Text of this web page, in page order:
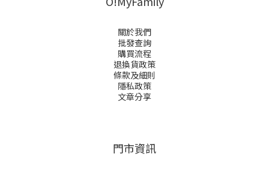
關於我們
批發查詢
購買流程
退換貨政策
條款及細則
隱私政策
文章分享
門市資訊